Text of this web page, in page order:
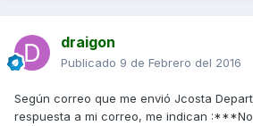
draigon
Publicado 9 de Febrero del 2016
Según correo que me envió Jcosta
respuesta a mi correo, me indican